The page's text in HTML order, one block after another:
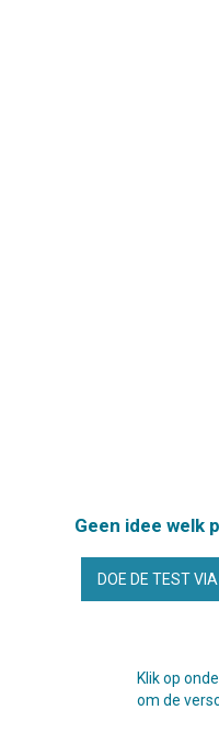
Geen idee welk
DOE DE TEST
Klik op
om de